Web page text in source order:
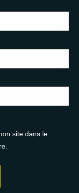
site dans le